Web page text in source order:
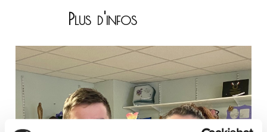
Plus d'infos